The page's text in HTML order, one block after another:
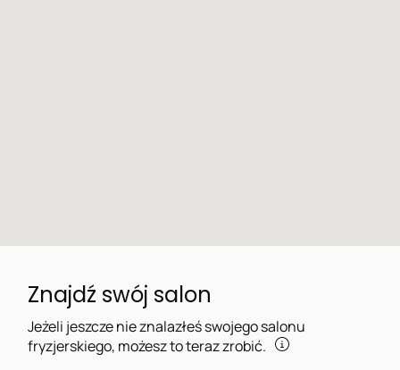
Znajdź swój salon
Jeżeli jeszcze nie znalazłeś swojego salonu
fryzjerskiego, możesz to teraz zrobić.